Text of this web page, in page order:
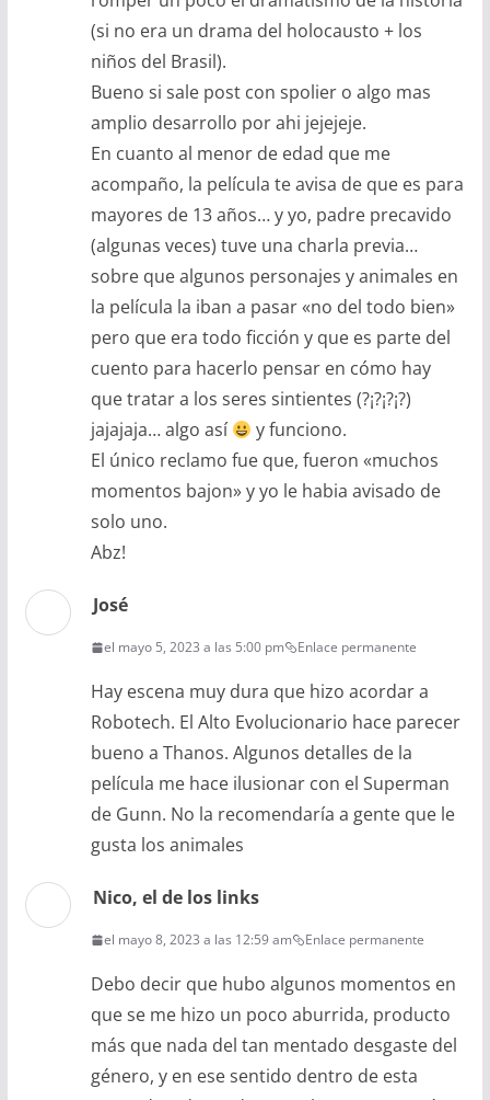
(si no era un drama del holocausto + los
niños del Brasil).
Bueno si sale post con spolier o algo mas
amplio desarrollo por ahi jejejeje.
En cuanto al menor de edad que me
acompaño, la película te avisa de que es para
mayores de 13 años… y yo, padre precavido
(algunas veces) tuve una charla previa…
sobre que algunos personajes y animales en
la película la iban a pasar «no del todo bien»
pero que era todo ficción y que es parte del
cuento para hacerlo pensar en cómo hay
que tratar a los seres sintientes (?¡?¡?¡?)
jajajaja… algo así
y funciono.
El único reclamo fue que, fueron «muchos
momentos bajon» y yo le habia avisado de
solo uno.
Abz!
José
el mayo 5, 2023 a las 5:00 pm Enlace permanente
Hay escena muy dura que hizo acordar a
Robotech. El Alto Evolucionario hace parecer
bueno a Thanos. Algunos detalles de la
película me hace ilusionar con el Superman
de Gunn. No la recomendaría a gente que le
gusta los animales
Nico, el de los links
el mayo 8, 2023 a las 12:59 am Enlace permanente
Debo decir que hubo algunos momentos en
que se me hizo un poco aburrida, producto
más que nada del tan mentado desgaste del
género, y en ese sentido dentro de esta